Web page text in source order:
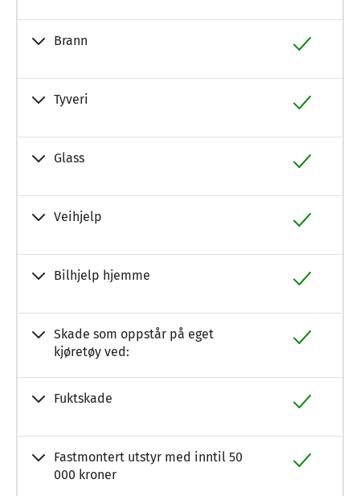
Brann
Tyveri
Glass
Veihjelp
Bilhjelp hjemme
Skade som oppstår på eget
kjøretøy ved:
Fuktskade
Fastmontert utstyr med inntil 50
000 kroner